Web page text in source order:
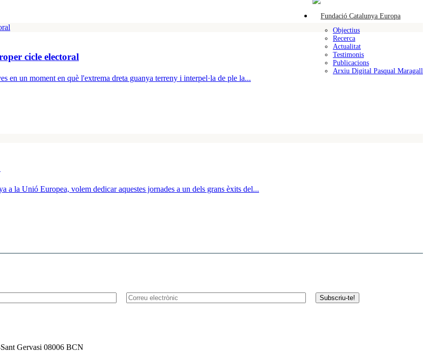
Objectius
Recerca
Actualitat
Testimonis
Publicacions
Arxiu Digital Pasqual Maragall
cicle electoral
en un moment en què l'extrema dreta guanya terreny i interpel·la de ple la...
a la Unió Europea, volem dedicar aquestes jornades a un dels grans èxits del...
Subscriu-te!
Gervasi 08006 BCN